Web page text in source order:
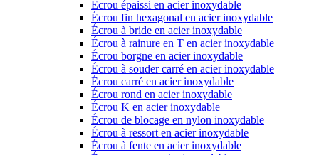
Écrou épaissi en acier inoxydable
Écrou fin hexagonal en acier inoxydable
Écrou à bride en acier inoxydable
Écrou à rainure en T en acier inoxydable
Écrou borgne en acier inoxydable
Écrou à souder carré en acier inoxydable
Écrou carré en acier inoxydable
Écrou rond en acier inoxydable
Écrou K en acier inoxydable
Écrou de blocage en nylon inoxydable
Écrou à ressort en acier inoxydable
Écrou à fente en acier inoxydable